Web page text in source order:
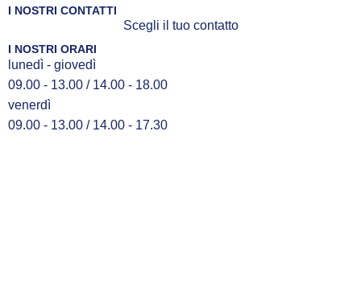
I NOSTRI CONTATTI
Scegli il tuo contatto
I NOSTRI ORARI
lunedì - giovedì
09.00 - 13.00 / 14.00 - 18.00
venerdì
09.00 - 13.00 / 14.00 - 17.30